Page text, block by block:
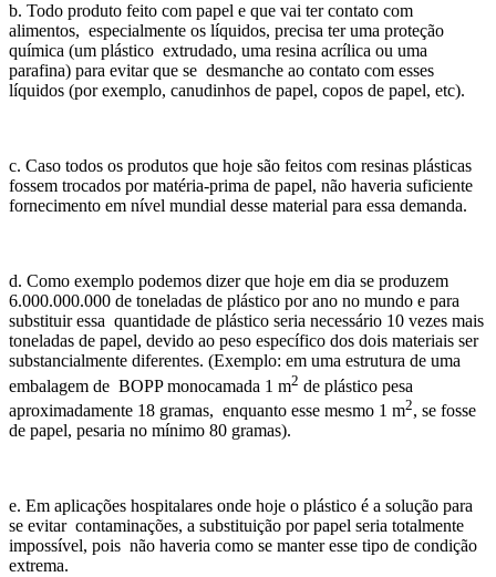
b. Todo produto feito com papel e que vai ter contato com
alimentos, especialmente os líquidos, precisa ter uma proteção
química (um plástico extrudado, uma resina acrílica ou uma
parafina) para evitar que se desmanche ao contato com esses
líquidos (por exemplo, canudinhos de papel, copos de papel, etc).
c. Caso todos os produtos que hoje são feitos com resinas plásticas
fossem trocados por matéria-prima de papel, não haveria suficiente
fornecimento em nível mundial desse material para essa demanda.
d. Como exemplo podemos dizer que hoje em dia se produzem
6.000.000.000 de toneladas de plástico por ano no mundo e para
substituir essa quantidade de plástico seria necessário 10 vezes mais
toneladas de papel, devido ao peso específico dos dois materiais ser
substancialmente diferentes. (Exemplo: em uma estrutura de uma
embalagem de BOPP monocamada 1 m2 de plástico pesa
aproximadamente 18 gramas, enquanto esse mesmo 1 m2, se fosse
de papel, pesaria no mínimo 80 gramas).
e. Em aplicações hospitalares onde hoje o plástico é a solução para
se evitar contaminações, a substituição por papel seria totalmente
impossível, pois não haveria como se manter esse tipo de condição
extrema.